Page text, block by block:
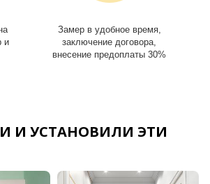
и
Замер в удобное время,
заключение договора,
внесение предоплаты 30%
И УСТАНОВИЛИ ЭТИ